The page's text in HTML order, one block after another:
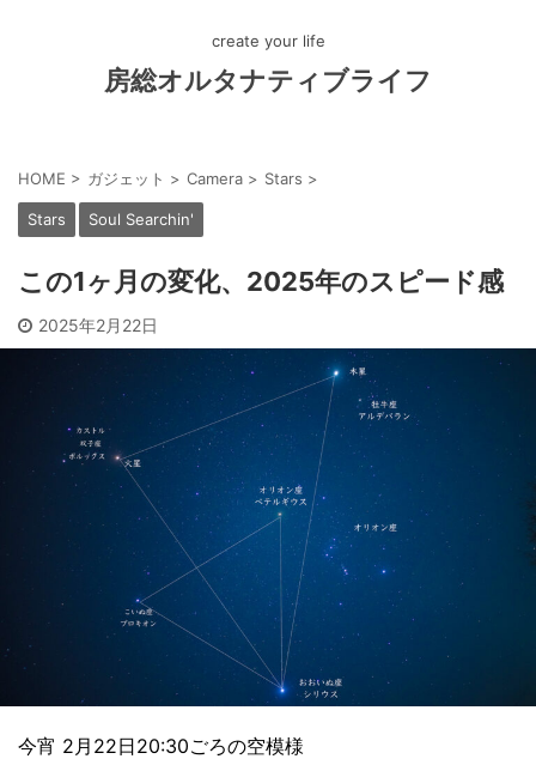
create your life
房総オルタナティブライフ
HOME > ガジェット > Camera > Stars >
Stars Soul Searchin'
この1ヶ月の変化、2025年のスピード感
2025年2月22日
今宵 2月22日20:30ごろの空模様